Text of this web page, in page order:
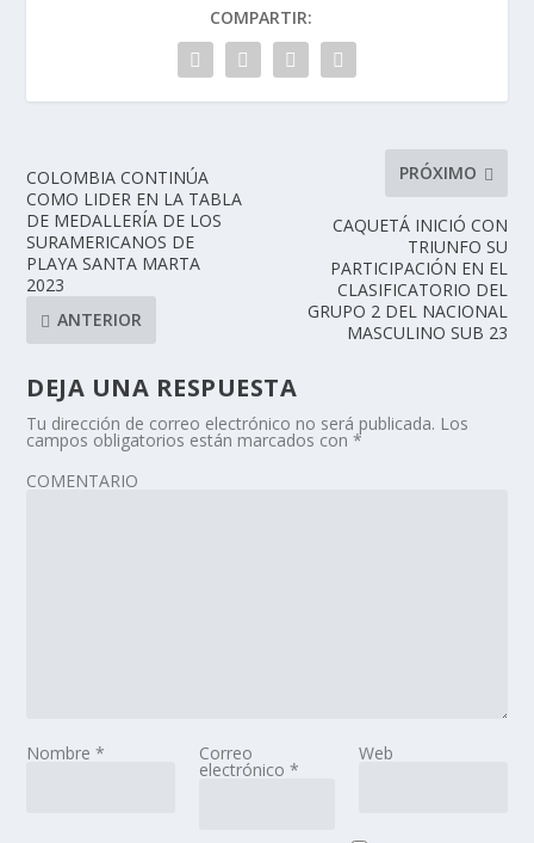
COMPARTIR:
COLOMBIA CONTINÚA
COMO LIDER EN LA TABLA
DE MEDALLERÍA DE LOS
SURAMERICANOS DE
PLAYA SANTA MARTA
2023
ANTERIOR
PRÓXIMO
CAQUETÁ INICIÓ CON
TRIUNFO SU
PARTICIPACIÓN EN EL
CLASIFICATORIO DEL
GRUPO 2 DEL NACIONAL
MASCULINO SUB 23
DEJA UNA RESPUESTA
Tu dirección de correo electrónico no será publicada. Los
campos obligatorios están marcados con*
COMENTARIO
Nombre* Correo
electrónico *
Web